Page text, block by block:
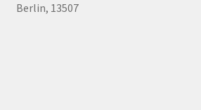
Berlin, 13507